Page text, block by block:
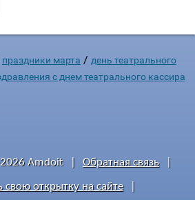
праздники марта / день театрального
с днем театрального кассира
Amdoit Обратная связь
свою открытку на сайте